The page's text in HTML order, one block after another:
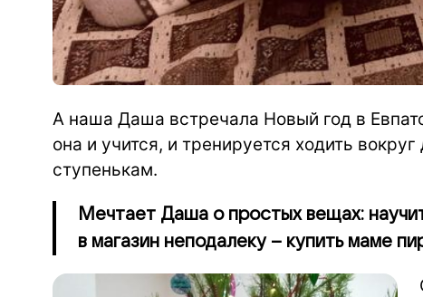
А наша Даша встречала Новый год в
она и учится, и тренируется ходить
ступенькам.
Мечтает Даша о простых вещах:
в магазин неподалеку – купить маме